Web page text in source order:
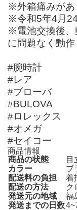
※外箱痛みがあ
※令和5年4月24
※電池交換後、
に問題なく動作
#腕時計
#レア
#ブローバ
#BULOVA
#ロレックス
#オメガ
#セイコー
商品情報
商品の状態
目
カラー
ブ
配送料の負担
着
配送の方法
ク
発送元の地域
福
発送までの日数